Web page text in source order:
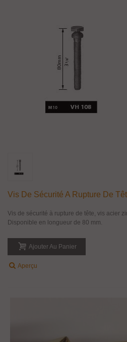
Vis De Sécurité A Rupture De
Vis de sécurité à rupture de tête, vis acier
Disponible en longueur de 80 mm.
Ajouter Au Panier
Aperçu